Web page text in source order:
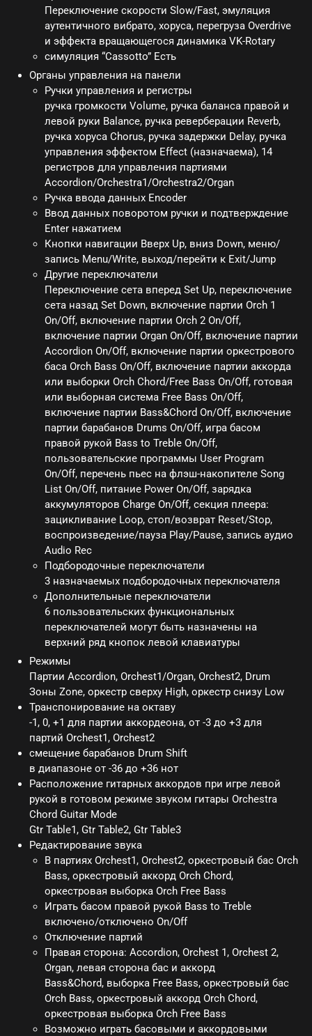
Переключение скорости Slow/Fast, эмуляция
аутентичного вибрато, хоруса, перегруза Overdrive
и эффекта вращающегося динамика VK-Rotary
симуляция “Cassotto” Есть
Органы управления на панели
Ручки управления и регистры
ручка громкости Volume, ручка баланса правой и
левой руки Balance, ручка реверберации Reverb,
ручка хоруса Chorus, ручка задержки Delay, ручка
управления эффектом Effect (назначаема), 14
регистров для управления партиями
Accordion/Orchestra1/Orchestra2/Organ
Ручка ввода данных Encoder
Ввод данных поворотом ручки и подтверждение
Enter нажатием
Кнопки навигации Вверх Up, вниз Down, меню/
запись Menu/Write, выход/перейти к Exit/Jump
Другие переключатели
Переключение сета вперед Set Up, переключение
сета назад Set Down, включение партии Orch 1
On/Off, включение партии Orch 2 On/Off,
включение партии Organ On/Off, включение партии
Accordion On/Off, включение партии оркестрового
баса Orch Bass On/Off, включение партии аккорда
или выборки Orch Chord/Free Bass On/Off, готовая
или выборная система Free Bass On/Off,
включение партии Bass&Chord On/Off, включение
партии барабанов Drums On/Off, игра басом
правой рукой Bass to Treble On/Off,
пользовательские программы User Program
On/Off, перечень пьес на флэш-накопителе Song
List On/Off, питание Power On/Off, зарядка
аккумуляторов Charge On/Off, секция плеера:
зацикливание Loop, стоп/возврат Reset/Stop,
воспроизведение/пауза Play/Pause, запись аудио
Audio Rec
Подбородочные переключатели
3 назначаемых подбородочных переключателя
Дополнительные переключатели
6 пользовательских функциональных
переключателей могут быть назначены на
верхний ряд кнопок левой клавиатуры
Режимы
Партии Accordion, Orchest1/Organ, Orchest2, Drum
Зоны Zone, оркестр сверху High, оркестр снизу Low
Транспонирование на октаву
-1, 0, +1 для партии аккордеона, от -3 до +3 для
партий Orchest1, Orchest2
смещение барабанов Drum Shift
в диапазоне от -36 до +36 нот
Расположение гитарных аккордов при игре левой
рукой в готовом режиме звуком гитары Orchestra
Chord Guitar Mode
Gtr Table1, Gtr Table2, Gtr Table3
Редактирование звука
В партиях Orchest1, Orchest2, оркестровый бас Orch
Bass, оркестровый аккорд Orch Chord,
оркестровая выборка Orch Free Bass
Играть басом правой рукой Bass to Treble
включено/отключено On/Off
Отключение партий
Правая сторона: Accordion, Orchest 1, Orchest 2,
Organ, левая сторона бас и аккорд
Bass&Chord, выборка Free Bass, оркестровый бас
Orch Bass, оркестровый аккорд Orch Chord,
оркестровая выборка Orch Free Bass
Возможно играть басовыми и аккордовыми